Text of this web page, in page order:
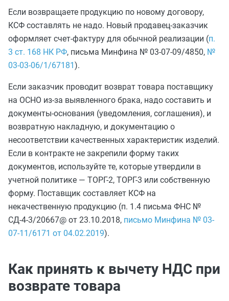
Если возвращаете продукцию по новому договору,
КСФ составлять не надо. Новый продавец-заказчик
оформляет счет-фактуру для обычной реализации (п.
3 ст. 168 НК РФ, письма Минфина № 03-07-09/4850, №
03-03-06/1/67181 ).
Если заказчик проводит возврат товара поставщику
на ОСНО из-за выявленного брака, надо составить и
документы-основания (уведомления, соглашения), и
возвратную накладную, и документацию о
несоответствии качественных характеристик изделий.
Если в контракте не закрепили форму таких
документов, используйте те, которые утвердили в
учетной политике — ТОРГ-2, ТОРГ-3 или собственную
форму. Поставщик составляет КСФ на
некачественную продукцию (п. 1.4 письма ФНС №
СД-4-3/20667@ от 23.10.2018, письмо Минфина № 03-
07-11/6171 от 04.02.2019).
Как принять к вычету НДС при
возврате товара